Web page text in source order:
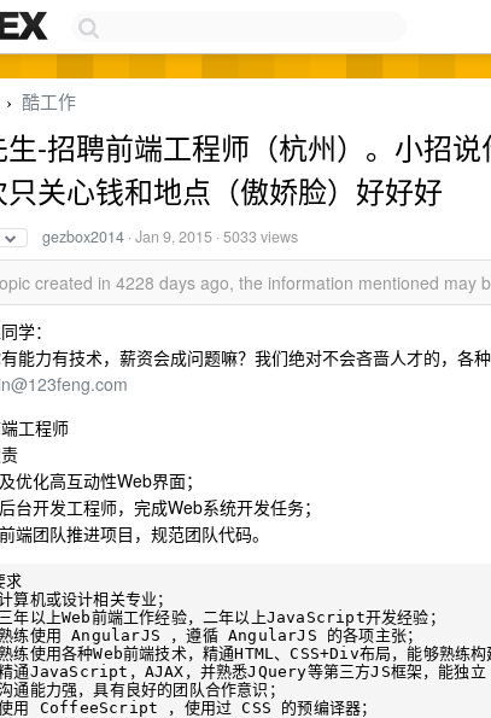
› 酷工作
-招聘前端工程师（杭州）。小招说
只关心钱和地点（傲娇脸）好好好
gezbox2014 ·Jan 9, 2015 · 5033 views
created in 4228 days ago, the information mentioned may
学：
能力有技术，薪资会成问题嘛？我们绝对不会吝啬人才的，各
工程师
优化高互动性Web界面；
台开发工程师，完成Web系统开发任务；
端团队推进项目，规范团队代码。
求
算机或设计相关专业；
年以上Web前端工作经验，二年以上JavaScript开发经验；
练使用 AngularJS ，遵循 AngularJS 的各项主张；
练使用各种Web前端技术，精通HTML、CSS+Div布局，能够熟练构
通JavaScript，AJAX，并熟悉JQuery等第三方JS框架，能独立
通能力强，具有良好的团队合作意识；
用 CoffeeScript ，使用过 CSS 的预编译器；